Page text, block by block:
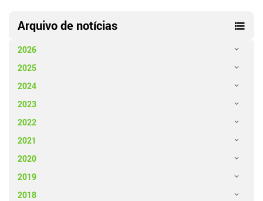
Arquivo de notícias
2026
2025
2024
2023
2022
2021
2020
2019
2018